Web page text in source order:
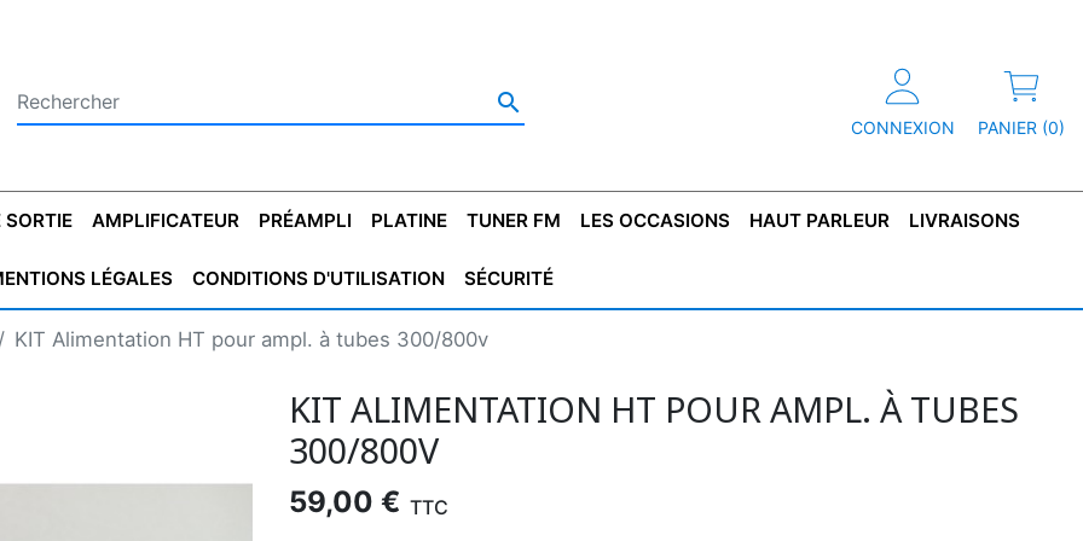

CONNEXION PANIER (0)
CONDENSATEUR
CONDENSATEUR
DE DÉMARAGE
CONDENSATEUR
NON POLARISÉ
TRANSFO DE SORTIE
POUR GUITARE
TRANSFO LINE
AMPLIFICATEUR PRÉAMPLI PLATINE TUNER FM LES OCCASIONS
PLATINES VINYLES MAGNÉTOPHONE TUNER
HAUT PARLEUR LIVRAISONS
LÉGALES CONDITIONS D'UTILISATION SÉCURITÉ
KIT Alimentation HT pour ampl. à tubes 300/800v
KIT ALIMENTATION HT POUR AMPL. À TUBES
300/800V
59,00 € TTC